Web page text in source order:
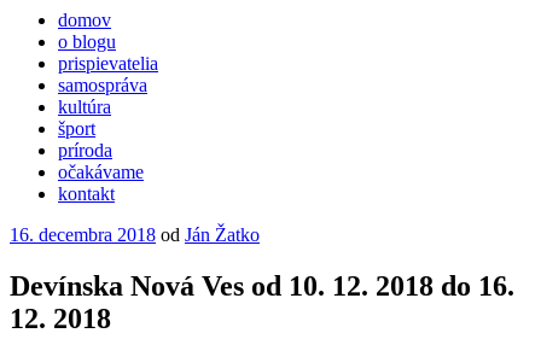
domov
o blogu
prispievatelia
samospráva
kultúra
šport
príroda
očakávame
kontakt
Publikované
16. decembra 2018 od Ján Žatko
Devínska Nová Ves od 10. 12. 2018 do 16.
12. 2018